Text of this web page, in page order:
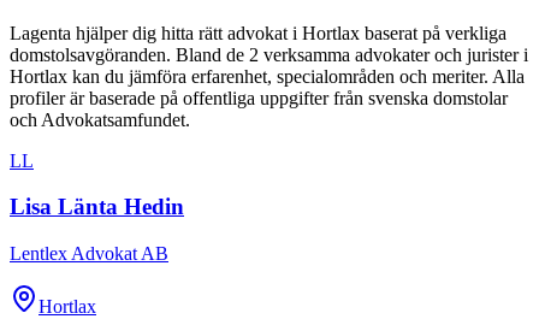
Lagenta hjälper dig hitta rätt advokat i Hortlax baserat på verkliga
domstolsavgöranden. Bland de 2 verksamma advokater och jurister i
Hortlax kan du jämföra erfarenhet, specialområden och meriter. Alla
profiler är baserade på offentliga uppgifter från svenska domstolar
och Advokatsamfundet.
LL
Lisa Länta Hedin
Lentlex Advokat AB
Hortlax